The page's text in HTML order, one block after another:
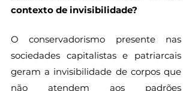
contexto de invisibilidade?
O conservadorismo presente nas
sociedades capitalistas e patriarcais
geram a invisibilidade de corpos que
não atendem aos padrões